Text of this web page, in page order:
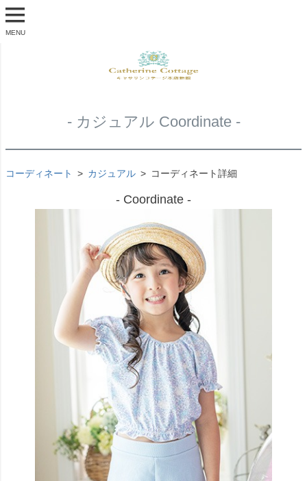
MENU
- カジュアル Coordinate -
コーディネート カジュアル コーディネート詳細
- Coordinate -